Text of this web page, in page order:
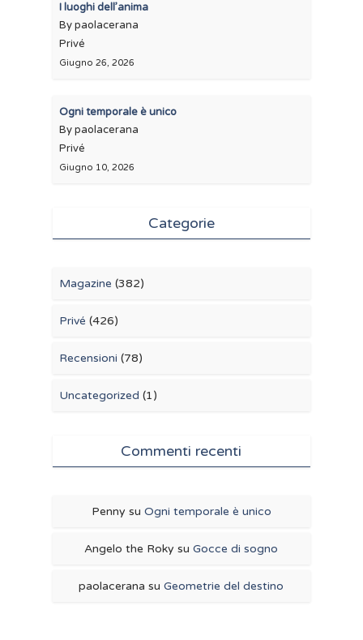
I luoghi dell’anima
By paolacerana
Privé
Giugno 26, 2026
Ogni temporale è unico
By paolacerana
Privé
Giugno 10, 2026
Categorie
Magazine (382)
Privé (426)
Recensioni (78)
Uncategorized (1)
Commenti recenti
Penny su Ogni temporale è unico
Angelo the Roky suGocce di sogno
paolacerana suGeometrie del destino